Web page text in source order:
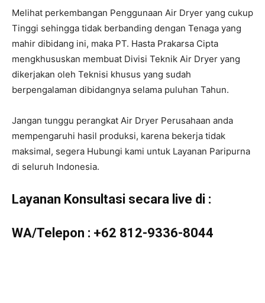
Melihat perkembangan Penggunaan Air Dryer yang cukup
Tinggi sehingga tidak berbanding dengan Tenaga yang
mahir dibidang ini, maka PT. Hasta Prakarsa Cipta
mengkhususkan membuat Divisi Teknik Air Dryer yang
dikerjakan oleh Teknisi khusus yang sudah
berpengalaman dibidangnya selama puluhan Tahun.
Jangan tunggu perangkat Air Dryer Perusahaan anda
mempengaruhi hasil produksi, karena bekerja tidak
maksimal, segera Hubungi kami untuk Layanan Paripurna
di seluruh Indonesia.
Layanan Konsultasi secara live di :
WA/Telepon : +62 812-9336-8044